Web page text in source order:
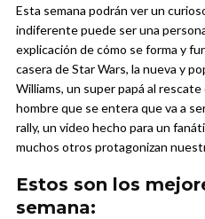
Esta semana podrán ver un
indiferente puede ser una
explicación de cómo se forma y
casera de Star Wars, la nueva y
Williams, un super papá al
hombre que se entera que va a
rally, un video hecho para un
muchos otros protagonizan
Estos son los
semana: